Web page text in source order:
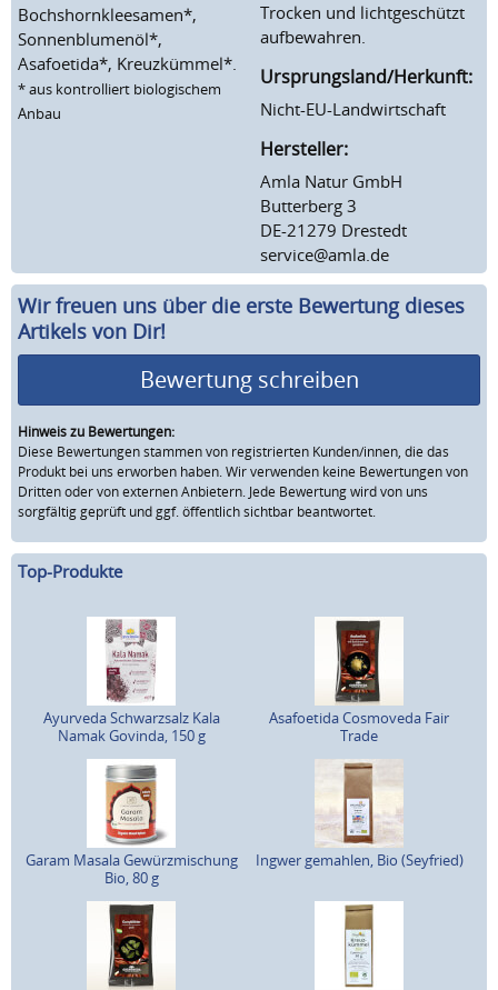
Bochshornkleesamen*,
Sonnenblumenöl*,
Asafoetida*, Kreuzkümmel*.
* aus kontrolliert biologischem
Anbau
Trocken und lichtgeschützt
aufbewahren.
Ursprungsland/Herkunft:
Nicht-EU-Landwirtschaft
Hersteller:
Amla Natur GmbH
Butterberg 3
DE-21279 Drestedt
service@amla.de
Wir freuen uns über die erste Bewertung dieses
Artikels von Dir!
Bewertung schreiben
Hinweis zu Bewertungen:
Diese Bewertungen stammen von registrierten Kunden/innen, die das
Produkt bei uns erworben haben. Wir verwenden keine Bewertungen von
Dritten oder von externen Anbietern. Jede Bewertung wird von uns
sorgfältig geprüft und ggf. öffentlich sichtbar beantwortet.
Top-Produkte
Ayurveda Schwarzsalz Kala
Namak Govinda, 150 g
Asafoetida Cosmoveda Fair
Trade
Garam Masala Gewürzmischung
Bio, 80 g
Ingwer gemahlen, Bio (Seyfried)